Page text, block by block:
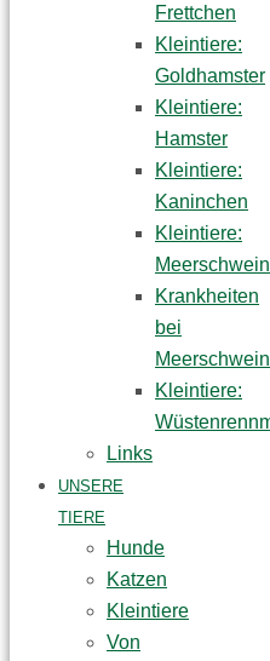
Frettchen
Kleintiere:
Goldhamster
Kleintiere:
Hamster
Kleintiere:
Kaninchen
Kleintiere:
Krankheiten
bei
Kleintiere:
Links
UNSERE
TIERE
Hunde
Katzen
Kleintiere
Von